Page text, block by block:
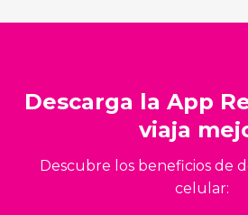
Descarga la App
viaja
Descubre los beneficios de
celular: